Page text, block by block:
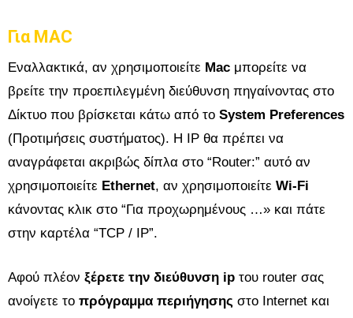
Για MAC
Εναλλακτικά, αν χρησιμοποιείτε Mac μπορείτε να
βρείτε την προεπιλεγμένη διεύθυνση πηγαίνοντας στο
Δίκτυο που βρίσκεται κάτω από το System Preferences
(Προτιμήσεις συστήματος). Η IP θα πρέπει να
αναγράφεται ακριβώς δίπλα στο “Router:” αυτό αν
χρησιμοποιείτε Ethernet, αν χρησιμοποιείτε Wi-Fi
κάνοντας κλικ στο “Για προχωρημένους …» και πάτε
στην καρτέλα “TCP / IP”.
Αφού πλέον ξέρετε την διεύθυνση ip του router σας
ανοίγετε το πρόγραμμα περιήγησης στο Internet και